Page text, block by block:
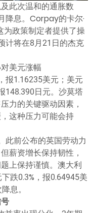
此次温和的通胀数
降息。Corpay的卡尔·
为政策制定者提供了操
计将在8月21日的杰克
美元涨幅
报1.16235美元；美元
148.390日元。沙莫塔
力的关键驱动因素，
这种压力可能会持
此前公布的英国劳动力
薪资增长保持韧性，
上保持谨慎。澳大利
跌0.3%，报0.64945美
息。